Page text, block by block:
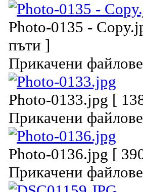
Photo-0135 -
пъти ]
Прикачени
Photo-0133.jpg [
Прикачени
Photo-0136.jpg [
Прикачени